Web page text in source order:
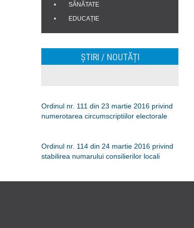
SĂNĂTATE
EDUCAȚIE
ȘTIRI / NOUTĂȚI
Ordinul nr. 111 din 23 martie 2016 privind
numerotarea circumscriptiilor electorale
Ordinul nr. 114 din 24 martie 2016 privind
stabilirea numarului consilierilor locali